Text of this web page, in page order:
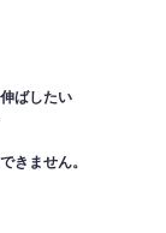
ばしたい
きません。